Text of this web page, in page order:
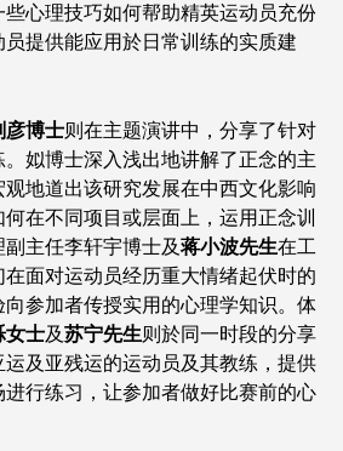
心理技巧如何帮助精英运动员充份
提供能应用於日常训练的实质建
彦博士则在主题演讲中，分享了针对
姒博士深入浅出地讲解了正念的主
地道出该研究发展在中西文化影响
在不同项目或层面上，运用正念训
主任李轩宇博士及蒋小波先生在工
面对运动员经历重大情绪起伏时的
参加者传授实用的心理学知识。体
女士及苏宁先生则於同一时段的分享
及亚残运的运动员及其教练，提供
行练习，让参加者做好比赛前的心